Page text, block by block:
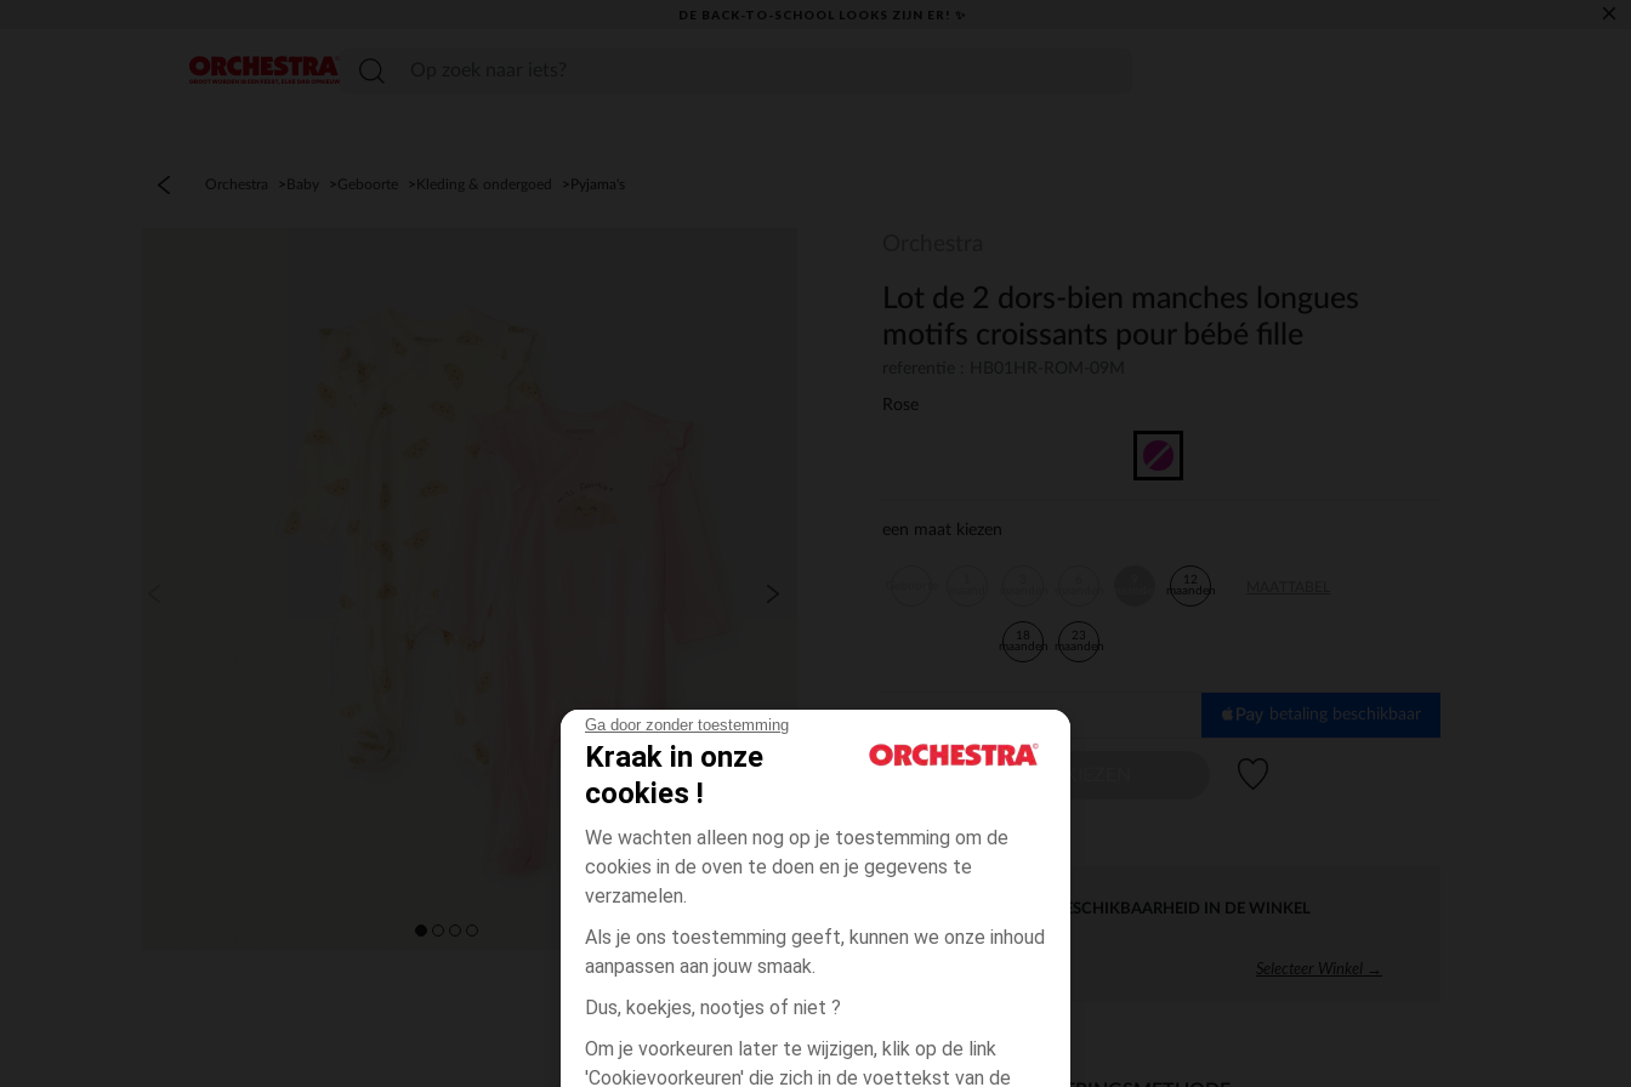
Ga door zonder toestemming
Kraak in onze
cookies !
We wachten alleen nog op je toestemming om de
cookies in de oven te doen en je gegevens te
verzamelen.
Als je ons toestemming geeft, kunnen we onze inhoud
aanpassen aan jouw smaak.
Dus, koekjes, nootjes of niet ?
Om je voorkeuren later te wijzigen, klik op de link
'Cookievoorkeuren' die zich in de voettekst van de
DE BACK-TO-SCHOOL LOOKS ZIJN ER! ✨ ×
menu
Orchestra Baby Geboorte Kleding & ondergoed Pyjama's
Lot de 2 dors-bien manches longues
motifs croissants pour bébé fille
Rose
een maat kiezen
12
maanden
18
maanden
23
maanden
betaling beschikbaar
DIRECTE BESCHIKBAARHEID IN DE WINKEL
Selecteer Winkel →